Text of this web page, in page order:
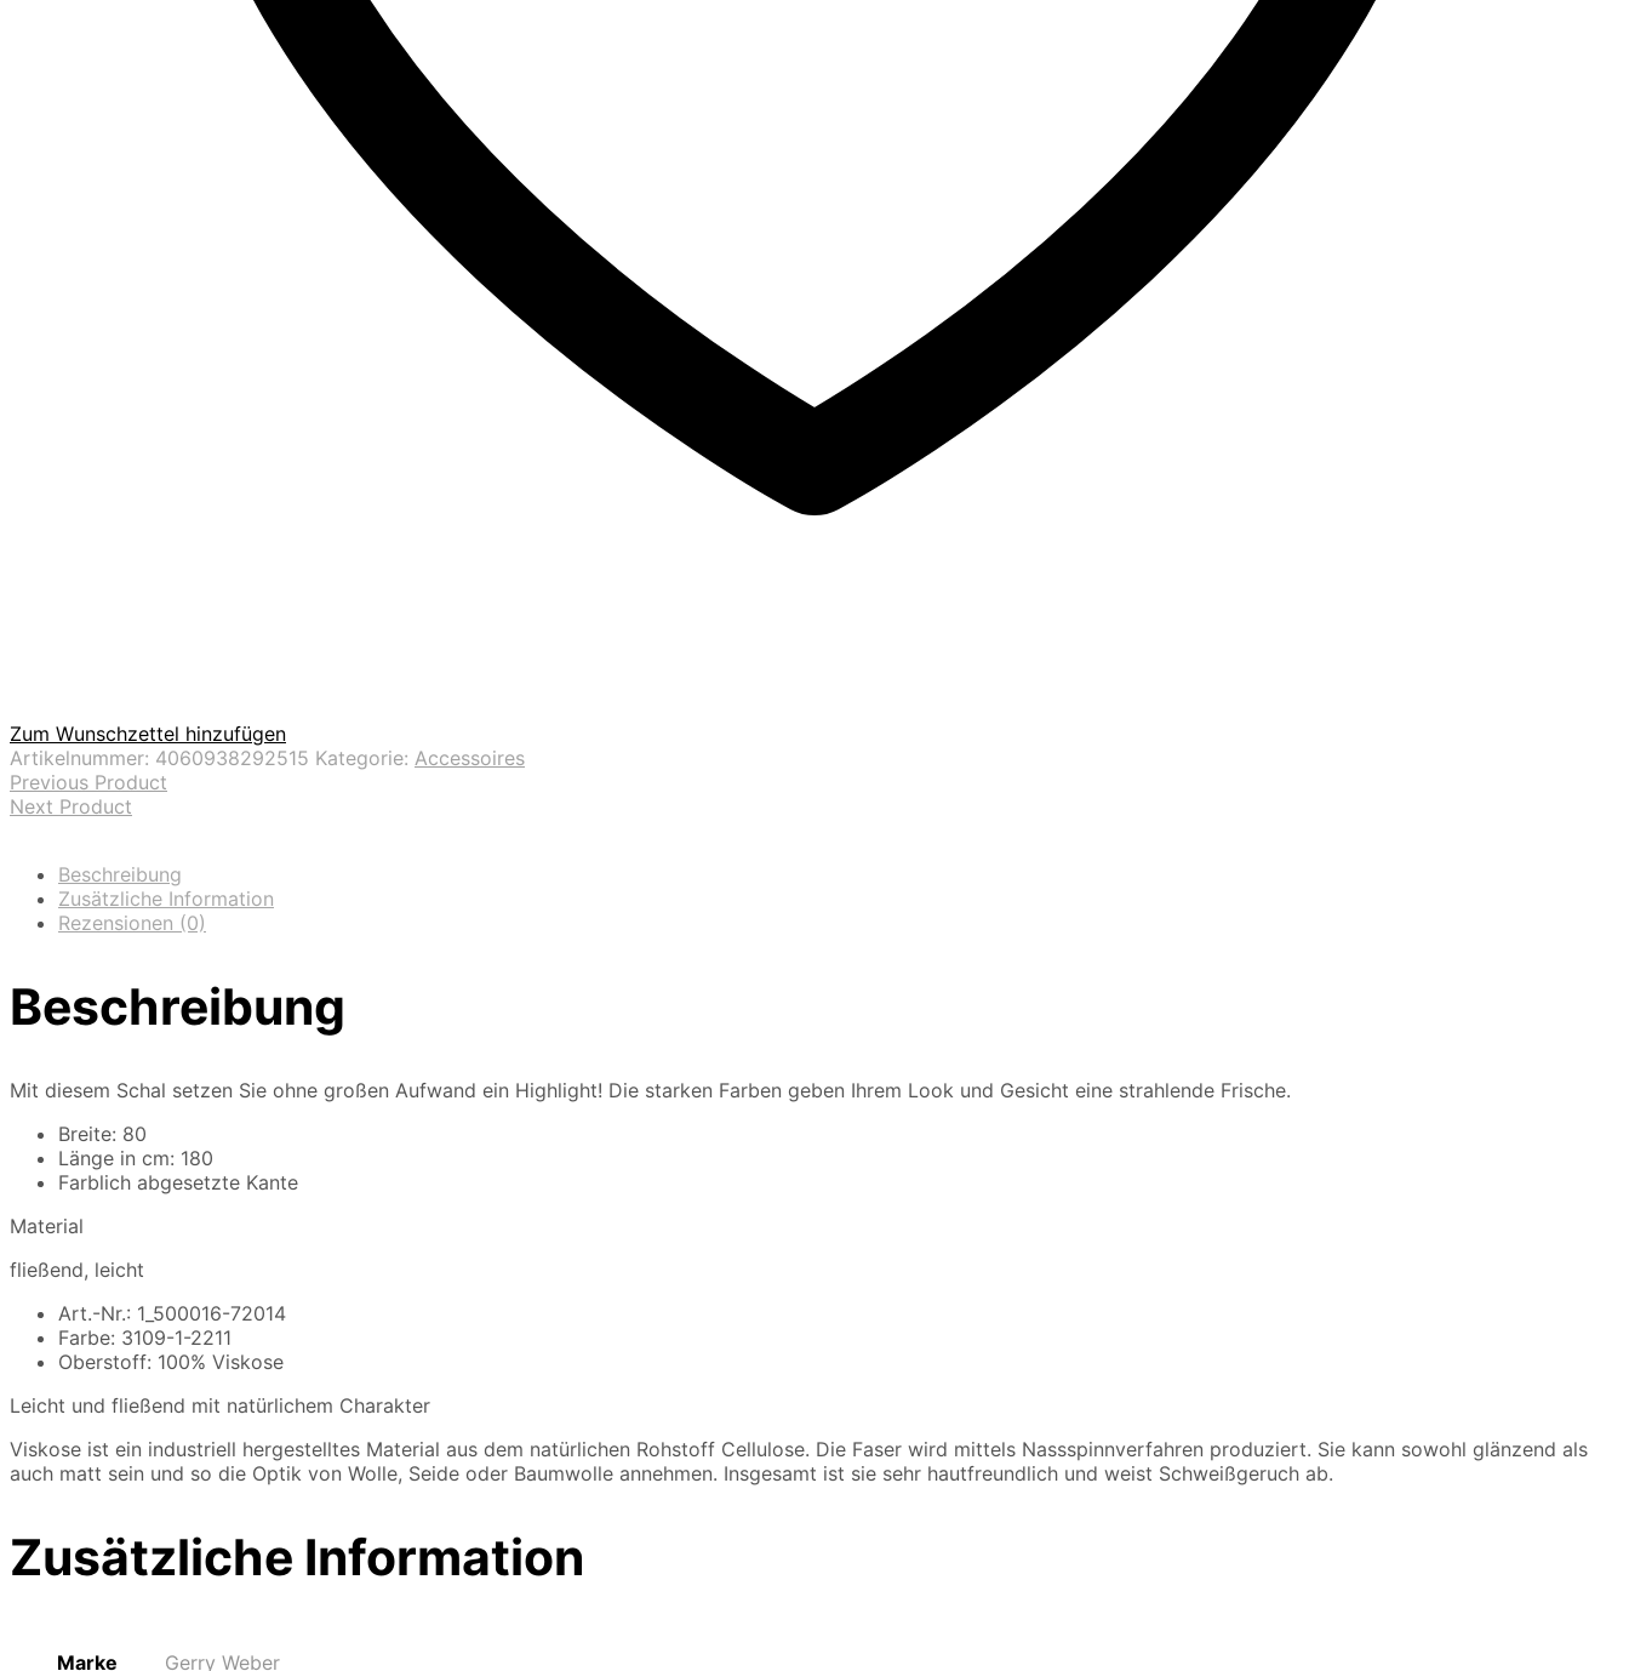
Zum Wunschzettel hinzufügen
Artikelnummer: 4060938292515 Kategorie: Accessoires
Previous Product
Next Product
Beschreibung
Zusätzliche Information
Rezensionen (0)
Beschreibung
Mit diesem Schal setzen Sie ohne großen Aufwand ein Highlight! Die starken Farben geben Ihrem Look und Gesicht eine strahlende Frische.
Breite: 80
Länge in cm: 180
Farblich abgesetzte Kante
Material
fließend, leicht
Art.-Nr.: 1_500016-72014
Farbe: 3109-1-2211
Oberstoff: 100% Viskose
Leicht und fließend mit natürlichem Charakter
Viskose ist ein industriell hergestelltes Material aus dem natürlichen Rohstoff Cellulose. Die Faser wird mittels Nassspinnverfahren produziert. Sie kann sowohl glänzend als
auch matt sein und so die Optik von Wolle, Seide oder Baumwolle annehmen. Insgesamt ist sie sehr hautfreundlich und weist Schweißgeruch ab.
Zusätzliche Information
Marke Gerry Weber